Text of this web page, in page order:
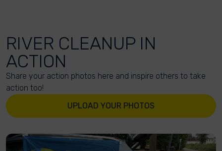
RIVER CLEANUP IN
ACTION
Share your action photos here and inspire others to take
action too!
UPLOAD YOUR PHOTOS